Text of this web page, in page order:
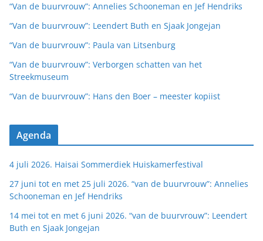
“Van de buurvrouw”: Annelies Schooneman en Jef Hendriks
“Van de buurvrouw”: Leendert Buth en Sjaak Jongejan
“Van de buurvrouw”: Paula van Litsenburg
“Van de buurvrouw”: Verborgen schatten van het
Streekmuseum
“Van de buurvrouw”: Hans den Boer – meester kopiist
Agenda
4 juli 2026. Haisai Sommerdiek Huiskamerfestival
27 juni tot en met 25 juli 2026. “van de buurvrouw”: Annelies
Schooneman en Jef Hendriks
14 mei tot en met 6 juni 2026. “van de buurvrouw”: Leendert
Buth en Sjaak Jongejan